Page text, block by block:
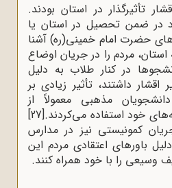
تأثیرگذار در استان بودند.
در ضمن تحصیل در استان یا
حضرت امام خمینی(ره) آشنا
مردم را در جریان اوضاع
در کنار طلاب به دلیل
اقشار داشتند، تأثیر زیادی بر
دانشجویان مذهبی معمولاً از
خود استفاده می‌کردند.[27]
کمونیستی نیز در مدارس
باورهای اعتقادی مردم این
وسیعی را با خود همراه کنند.